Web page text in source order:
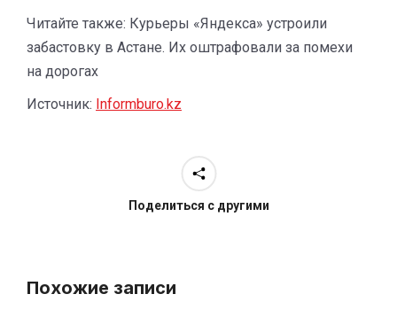
Читайте также: Курьеры «Яндекса» устроили
забастовку в Астане. Их оштрафовали за помехи
на дорогах
Источник: Informburo.kz
Поделиться с другими
Похожие записи